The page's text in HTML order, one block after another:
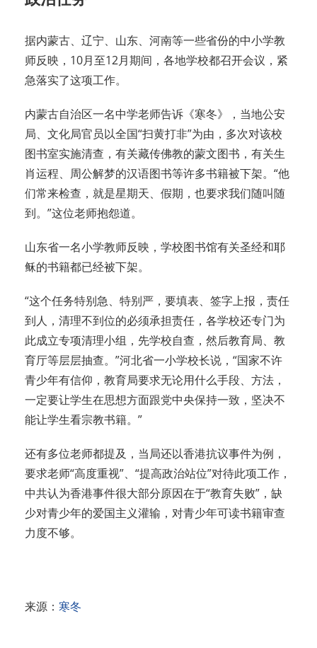
据内蒙古、辽宁、山东、河南等一些省份的中小学教
师反映，10月至12月期间，各地学校都召开会议，紧
急落实了这项工作。
内蒙古自治区一名中学老师告诉《寒冬》，当地公安
局、文化局官员以全国“扫黄打非”为由，多次对该校
图书室实施清查，有关藏传佛教的蒙文图书，有关生
肖运程、周公解梦的汉语图书等许多书籍被下架。“他
们常来检查，就是星期天、假期，也要求我们随叫随
到。”这位老师抱怨道。
山东省一名小学教师反映，学校图书馆有关圣经和耶
稣的书籍都已经被下架。
“这个任务特别急、特别严，要填表、签字上报，责任
到人，清理不到位的必须承担责任，各学校还专门为
此成立专项清理小组，先学校自查，然后教育局、教
育厅等层层抽查。”河北省一小学校长说，“国家不许
青少年有信仰，教育局要求无论用什么手段、方法，
一定要让学生在思想方面跟党中央保持一致，坚决不
能让学生看宗教书籍。”
还有多位老师都提及，当局还以香港抗议事件为例，
要求老师“高度重视”、“提高政治站位”对待此项工作，
中共认为香港事件很大部分原因在于“教育失败”，缺
少对青少年的爱国主义灌输，对青少年可读书籍审查
力度不够。
来源： 寒冬